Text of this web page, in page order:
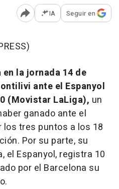
Abrir opciones para
IA Seguir en
la jornada 14 de
ante el Espanyol
(Movistar LaLiga), un
ganado ante el
tres puntos a los 18
Por su parte, su
el Espanyol, registra 10
por el Barcelona su